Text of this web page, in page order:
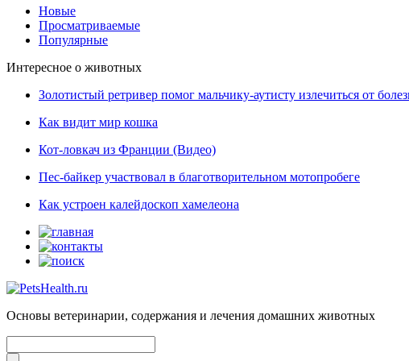
Новые
Просматриваемые
Популярные
Интересное о животных
Золотистый ретривер помог мальчику-аутисту излечиться от
Как видит мир кошка
Кот-ловкач из Франции (Видео)
Пес-байкер участвовал в благотворительном мотопробеге
Как устроен калейдоскоп хамелеона
Основы ветеринарии, содержания и лечения домашних животных